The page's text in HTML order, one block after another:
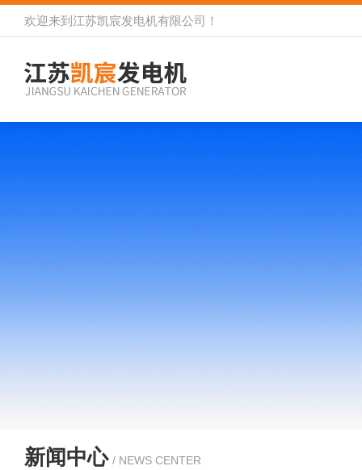
欢迎来到 江苏凯宸发电机有限公司 ！
新闻中心 / NEWS CENTER